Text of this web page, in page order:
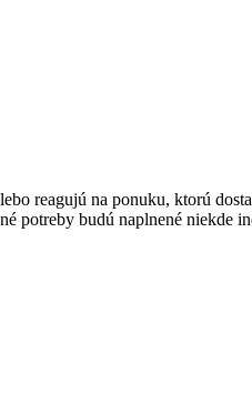
reagujú na ponuku, ktorú
potreby budú naplnené niekde